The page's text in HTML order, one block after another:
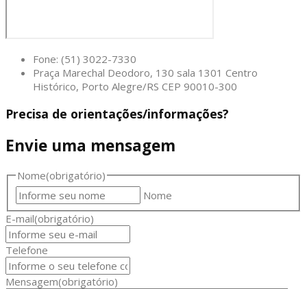
Fone: (51) 3022-7330
Praça Marechal Deodoro, 130 sala 1301 Centro
Histórico, Porto Alegre/RS CEP 90010-300
Precisa de orientações/informações?
Envie uma mensagem
Nome(obrigatório)
Nome
E-mail(obrigatório)
Telefone
Mensagem(obrigatório)